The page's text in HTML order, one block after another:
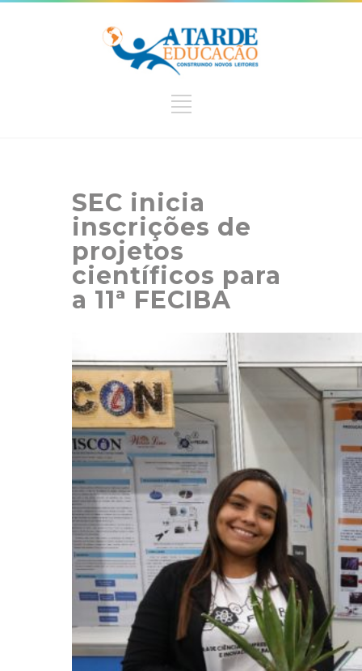
SEC inicia
inscrições de
projetos
científicos para
a 11ª FECIBA